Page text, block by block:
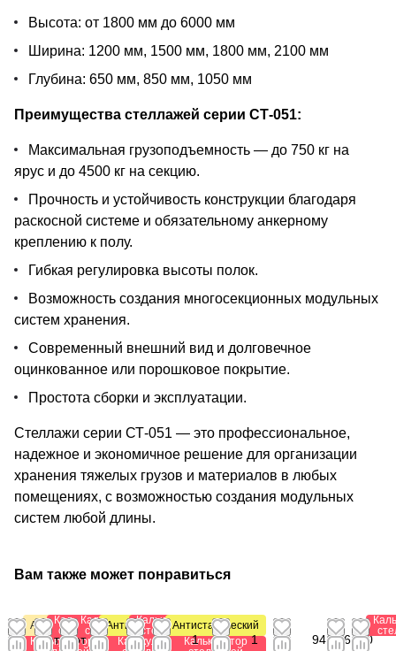
Высота: от 1800 мм до 6000 мм
Ширина: 1200 мм, 1500 мм, 1800 мм, 2100 мм
Глубина: 650 мм, 850 мм, 1050 мм
Преимущества стеллажей серии СТ-051:
Максимальная грузоподъемность — до 750 кг на
ярус и до 4500 кг на секцию.
Прочность и устойчивость конструкции благодаря
раскосной системе и обязательному анкерному
креплению к полу.
Гибкая регулировка высоты полок.
Возможность создания многосекционных модульных
систем хранения.
Современный внешний вид и долговечное
оцинкованное или порошковое покрытие.
Простота сборки и эксплуатации.
Стеллажи серии СТ-051 — это профессиональное,
надежное и экономичное решение для организации
хранения тяжелых грузов и материалов в любых
помещениях, с возможностью создания модульных
систем любой длины.
Вам также может понравиться
Акция
Калькулятор
от
Калькулятор
стеллажей
от
Калькулятор
стеллажей
от
Антистатический
Калькулятор
от 2
Калькулятор
стеллажей
от
Антистатический
Калькулятор
от
1
1
941,76
0